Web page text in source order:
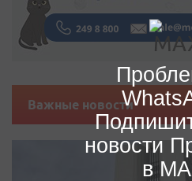
Важные новости
новости
в